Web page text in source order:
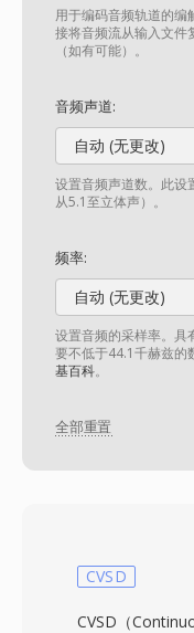
用于编码音频轨道的编
接将音频流从输入文件
（如有可能）。
音频声道:
自动 (无更改)
设置音频声道数。此设
从5.1至立体声）。
频率:
自动 (无更改)
设置音频的采样率。
要不低于44.1千赫兹的
基百科。
全部重置
CVSD
CVSD（